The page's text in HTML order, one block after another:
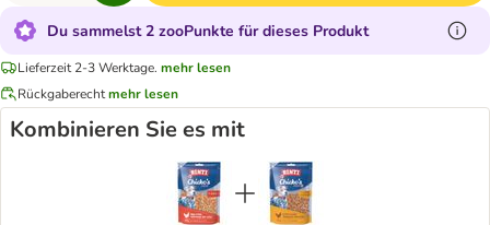
Du sammelst 2 zooPunkte für dieses Produkt
Lieferzeit 2-3 Werktage. mehr lesen
Rückgaberechtmehr lesen
Kombinieren Sie es mit